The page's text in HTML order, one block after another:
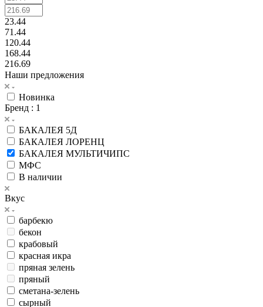
23.44
71.44
120.44
168.44
216.69
Наши предложения
Новинка
Бренд : 1
БАКАЛЕЯ 5Д
БАКАЛЕЯ ЛОРЕНЦ
БАКАЛЕЯ МУЛЬТИЧИПС
МФС
В наличии
Вкус
барбекю
бекон
крабовый
красная икра
пряная зелень
пряный
сметана-зелень
сырный